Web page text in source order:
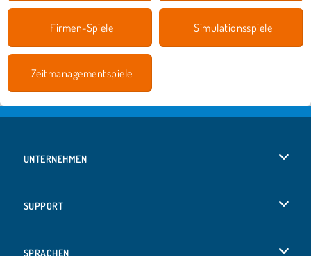
Firmen-Spiele Simulationsspiele
Zeitmanagementspiele
UNTERNEHMEN
SUPPORT
SPRACHEN